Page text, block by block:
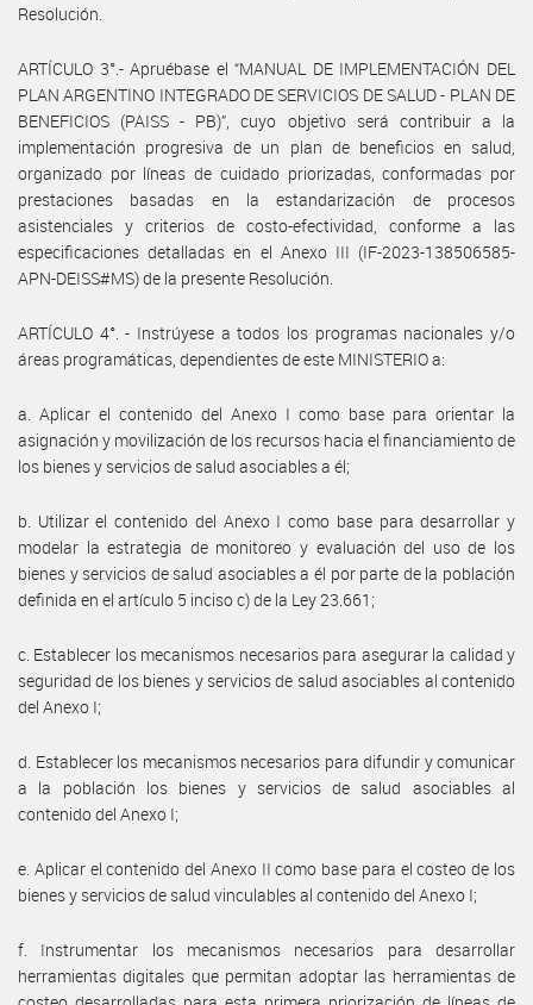
Resolución.
ARTÍCULO 3°.- Apruébase el “MANUAL DE IMPLEMENTACIÓN DEL
PLAN ARGENTINO INTEGRADO DE SERVICIOS DE SALUD - PLAN DE
BENEFICIOS (PAISS - PB)”, cuyo objetivo será contribuir a la
implementación progresiva de un plan de beneficios en salud,
organizado por líneas de cuidado priorizadas, conformadas por
prestaciones basadas en la estandarización de procesos
asistenciales y criterios de costo-efectividad, conforme a las
especificaciones detalladas en el Anexo III (IF-2023-138506585-
APN-DEISS#MS) de la presente Resolución.
ARTÍCULO 4°. - Instrúyese a todos los programas nacionales y/o
áreas programáticas, dependientes de este MINISTERIO a:
a. Aplicar el contenido del Anexo I como base para orientar la
asignación y movilización de los recursos hacia el financiamiento de
los bienes y servicios de salud asociables a él;
b. Utilizar el contenido del Anexo I como base para desarrollar y
modelar la estrategia de monitoreo y evaluación del uso de los
bienes y servicios de salud asociables a él por parte de la población
definida en el artículo 5 inciso c) de la Ley 23.661;
c. Establecer los mecanismos necesarios para asegurar la calidad y
seguridad de los bienes y servicios de salud asociables al contenido
del Anexo I;
d. Establecer los mecanismos necesarios para difundir y comunicar
a la población los bienes y servicios de salud asociables al
contenido del Anexo I;
e. Aplicar el contenido del Anexo II como base para el costeo de los
bienes y servicios de salud vinculables al contenido del Anexo I;
f. Instrumentar los mecanismos necesarios para desarrollar
herramientas digitales que permitan adoptar las herramientas de